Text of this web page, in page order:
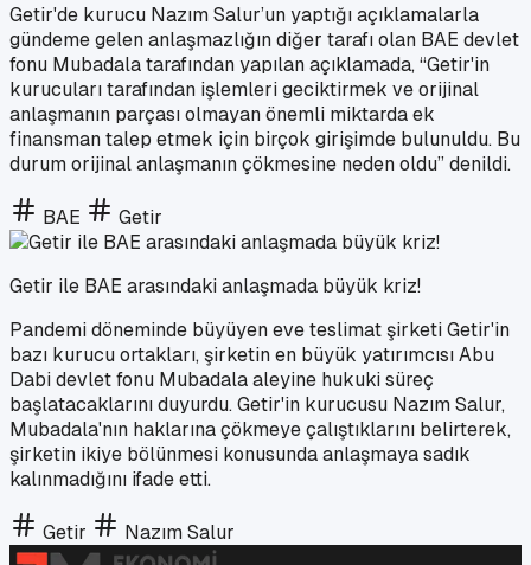
Getir'de kurucu Nazım Salur’un yaptığı açıklamalarla
gündeme gelen anlaşmazlığın diğer tarafı olan BAE devlet
fonu Mubadala tarafından yapılan açıklamada, “Getir'in
kurucuları tarafından işlemleri geciktirmek ve orijinal
anlaşmanın parçası olmayan önemli miktarda ek
finansman talep etmek için birçok girişimde bulunuldu. Bu
durum orijinal anlaşmanın çökmesine neden oldu” denildi.
BAE Getir
Getir ile BAE arasındaki anlaşmada büyük kriz!
Pandemi döneminde büyüyen eve teslimat şirketi Getir'in
bazı kurucu ortakları, şirketin en büyük yatırımcısı Abu
Dabi devlet fonu Mubadala aleyine hukuki süreç
başlatacaklarını duyurdu. Getir'in kurucusu Nazım Salur,
Mubadala'nın haklarına çökmeye çalıştıklarını belirterek,
şirketin ikiye bölünmesi konusunda anlaşmaya sadık
kalınmadığını ifade etti.
Getir Nazım Salur